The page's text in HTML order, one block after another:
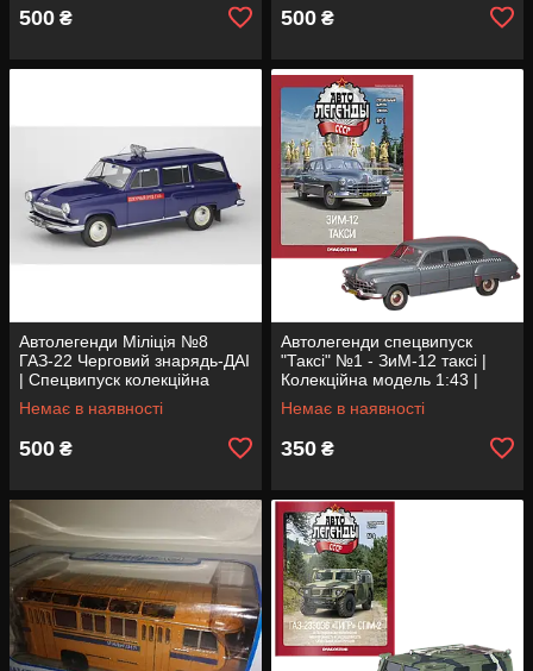
500 ₴ 500 ₴
Автолегенди Міліція №8
ГАЗ-22 Черговий знарядь-ДАІ
| Спецвипуск колекційна
модель 1:43 | ДеАгостіні
Немає в наявності
500 ₴
Автолегенди спецвипуск
"Таксі" №1 - ЗиМ-12 таксі |
Колекційна модель 1:43 |
DeAgostini
Немає в наявності
350 ₴